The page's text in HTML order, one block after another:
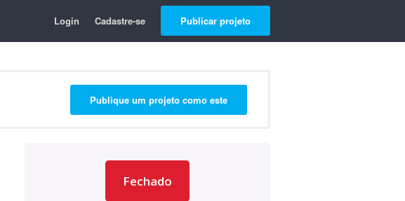
Login Cadastre-se Publicar projeto
Publique um projeto como este
Fechado